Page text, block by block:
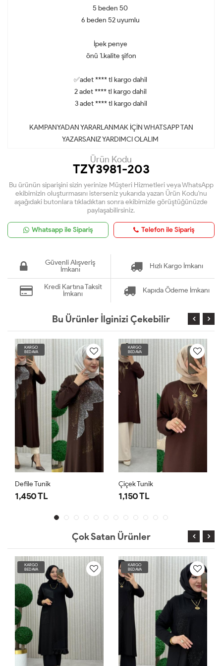
5 beden 50
6 beden 52 uyumlu
İpek penye
önü 1.kalite şifon
✅adet **** tl kargo dahil
2 adet **** tl kargo dahil
3 adet **** tl kargo dahil
KAMPANYADAN YARARLANMAK İÇİN WHATSAPP TAN
YAZARSANIZ YARDIMCI OLALIM
Ürün Kodu
TZY3981-203
Bu ürünün siparişini sizin yerinize Müşteri Hizmetleri veya WhatsApp
ekibimizin oluşturmasını isterseniz yukarıda yazan Ürün Kodu'nu
aşağıdaki butonlara tıkladıktan sonra ekibimizle görüştüğünüzde
paylaşabilirsiniz.
Whatsapp ile Sipariş Telefon ile Sipariş
Güvenli Alışveriş
İmkanı
Hızlı Kargo İmkanı
Kredi Kartına Taksit
İmkanı
Kapıda Ödeme İmkanı
Bu Ürünler İlginizi Çekebilir
KARGO
BEDAVA
Defile Tunik
1,450 TL
KARGO
BEDAVA
Çiçek Tunik
1,150 TL
Çok Satan Ürünler
KARGO
BEDAVA
KARGO
BEDAVA